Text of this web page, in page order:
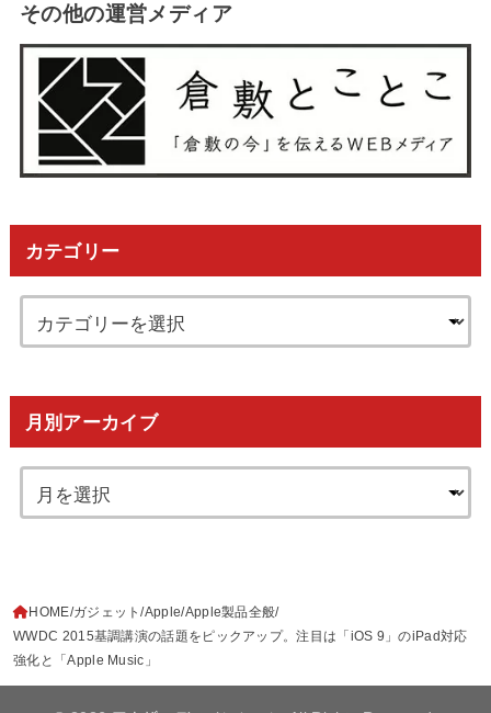
その他の運営メディア
カテゴリー
月別アーカイブ
HOME ガジェット Apple Apple製品全般
WWDC 2015基調講演の話題をピックアップ。注目は「iOS 9」のiPad対応
強化と「Apple Music」